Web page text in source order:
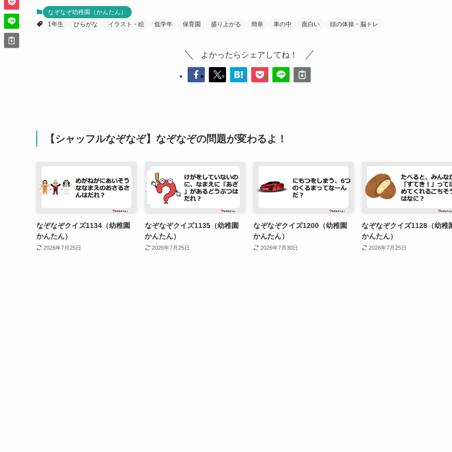
なぞなぞ幼稚園（かんたん）
1年生
ひらがな イラスト・絵 低学年 保育園 盛り上がる 簡単 車の中 面白い 頭の体操・脳トレ
よかったらシェアしてね！
【シャッフルなぞなぞ】なぞなぞの問題が変わるよ！
なぞなぞクイズ1134（幼稚園
かんたん）
2026年7月25日
なぞなぞクイズ1135（幼稚園
かんたん）
2026年7月25日
なぞなぞクイズ1200（幼稚園
かんたん）
2026年7月30日
なぞなぞクイズ1128（幼稚
かんたん）
2026年7月25日